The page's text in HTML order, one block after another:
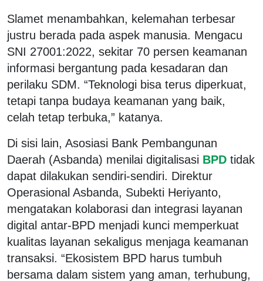
Slamet menambahkan, kelemahan terbesar
justru berada pada aspek manusia. Mengacu
SNI 27001:2022, sekitar 70 persen keamanan
informasi bergantung pada kesadaran dan
perilaku SDM. “Teknologi bisa terus diperkuat,
tetapi tanpa budaya keamanan yang baik,
celah tetap terbuka,” katanya.
Di sisi lain, Asosiasi Bank Pembangunan
Daerah (Asbanda) menilai digitalisasi BPD tidak
dapat dilakukan sendiri-sendiri. Direktur
Operasional Asbanda, Subekti Heriyanto,
mengatakan kolaborasi dan integrasi layanan
digital antar-BPD menjadi kunci memperkuat
kualitas layanan sekaligus menjaga keamanan
transaksi. “Ekosistem BPD harus tumbuh
bersama dalam sistem yang aman, terhubung,